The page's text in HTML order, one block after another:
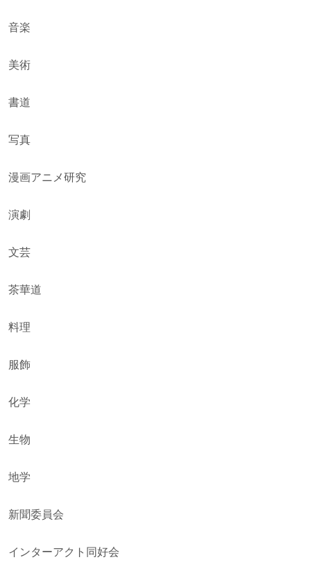
音楽
美術
書道
写真
漫画アニメ研究
演劇
文芸
茶華道
料理
服飾
化学
生物
地学
新聞委員会
インターアクト同好会